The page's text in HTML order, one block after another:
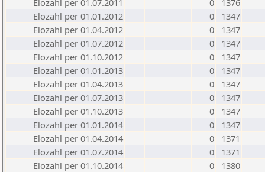
Elozahl per 01.07.2011
0
1376
Elozahl per 01.01.2012
0
1347
Elozahl per 01.04.2012
0
1347
Elozahl per 01.07.2012
0
1347
Elozahl per 01.10.2012
0
1347
Elozahl per 01.01.2013
0
1347
Elozahl per 01.04.2013
0
1347
Elozahl per 01.07.2013
0
1347
Elozahl per 01.10.2013
0
1347
Elozahl per 01.01.2014
0
1347
Elozahl per 01.04.2014
0
1371
Elozahl per 01.07.2014
0
1371
Elozahl per 01.10.2014
0
1380